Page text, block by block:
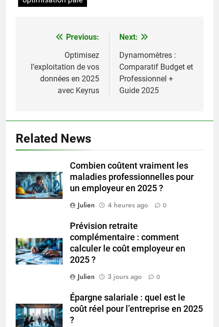
Navigation
l’article
Previous:
Optimisez
l’exploitation de vos
données en 2025
avec Keyrus
Next:
Dynamomètres :
Comparatif Budget et
Professionnel +
Guide 2025
Related News
Combien coûtent vraiment les
maladies professionnelles pour
un employeur en 2025 ?
Julien
4 heures ago 0
Prévision retraite
complémentaire : comment
calculer le coût employeur en
2025 ?
Julien
3 jours ago 0
Épargne salariale : quel est le
coût réel pour l’entreprise en 2025
?